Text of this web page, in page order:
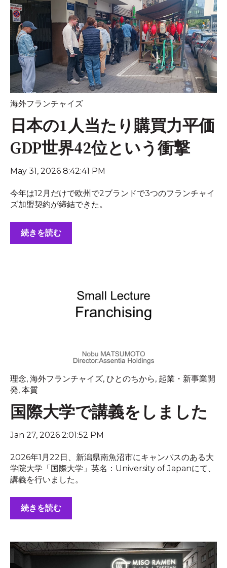
海外フランチャイズ
日本の1人当たり購買力平価
GDP世界42位という衝撃
May 31, 2026 8:42:41 PM
今年は12月だけで欧州で2ブランドで3つのフランチャイ
ズ加盟契約が締結できた。
続きを読む
理念, 海外フランチャイズ, ひとのちから, 起業・新事業開
発, 本質
国際大学で講義をしました
Jan 27, 2026 2:01:52 PM
2026年1月22日、新潟県南魚沼市にキャンパスのある大
学院大学「国際大学」英名：University of Japanにて、
講義を行いました。
続きを読む